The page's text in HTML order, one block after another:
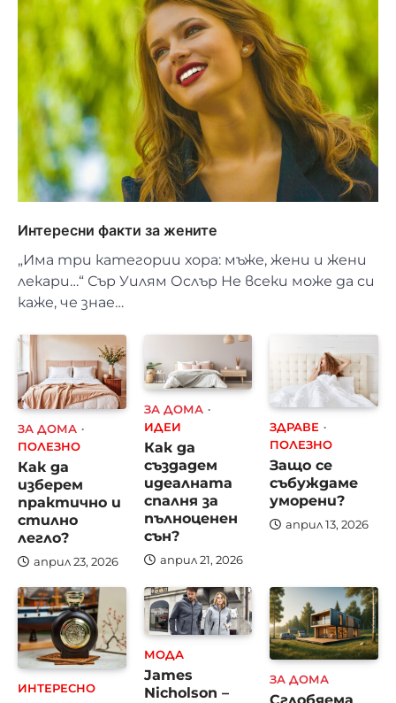
Интересни факти за жените
„Има три категории хора: мъже, жени и жени
лекари…“ Сър Уилям Ослър Не всеки може да си
каже, че знае…
ЗА ДОМА
ПОЛЕЗНО
Как да
изберем
практично и
стилно
легло?
април 23, 2026
ЗА ДОМА
ИДЕИ
Как да
създадем
идеалната
спалня за
пълноценен
сън?
април 21, 2026
ЗДРАВЕ
ПОЛЕЗНО
Защо се
събуждаме
уморени?
април 13, 2026
ИНТЕРЕСНО
МОДА
James
Nicholson –
ЗА ДОМА
Сглобяема